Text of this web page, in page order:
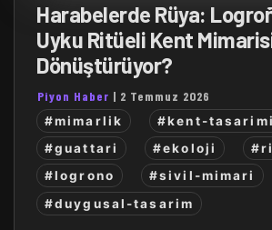
Harabelerde Rüya:
Uyku Ritüeli Kent
Dönüştürüyor?
Piyon Haber | 2 Temmuz 2026
#mimarlik
#kent-tasarimi
#guattari
#ekoloji
#logrono
#sivil-mimari
#duygusal-tasarim